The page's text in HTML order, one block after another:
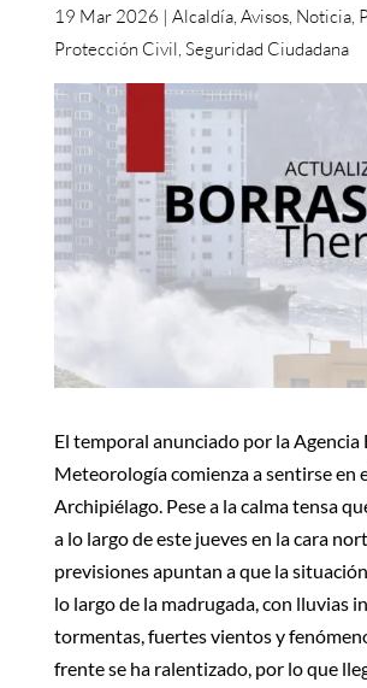
19 Mar 2026 | Alcaldía, Avisos, Noticia,
Protección Civil, Seguridad Ciudadana
El temporal anunciado por la Agencia
Meteorología comienza a sentirse en
Archipiélago. Pese a la calma tensa
a lo largo de este jueves en la cara
previsiones apuntan a que la
lo largo de la madrugada, con lluvias
tormentas, fuertes vientos y
frente se ha ralentizado, por lo que